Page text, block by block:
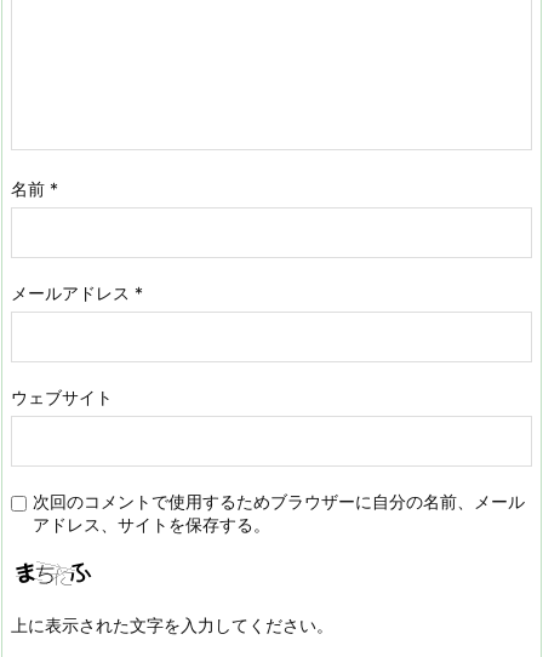
名前 *
メールアドレス *
ウェブサイト
次回のコメントで使用するためブラウザーに自分の名前、メール
アドレス、サイトを保存する。
上に表示された文字を入力してください。